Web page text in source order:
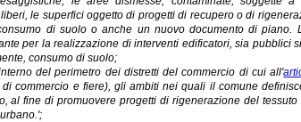
le superfici oggetto di progetti di recupero o di
di suolo o anche un nuovo documento di
per la realizzazione di interventi edificatori, sia pubblici
consumo di suolo;
del perimetro dei distretti del commercio di cui all'
commercio e fiere), gli ambiti nei quali il comune
al fine di promuovere progetti di rigenerazione del